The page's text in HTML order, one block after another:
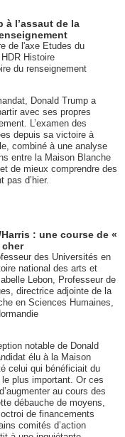
à l’assaut de la
de l'axe Etudes du
Histoire
du renseignement
Donald Trump a
avec ses propres
L’examen des
depuis sa victoire à
combiné à une analyse
entre la Maison Blanche
de mieux comprendre des
pas d’hier.
: une course de «
des Universités en
national des arts et
Lebon, Professeur de
directrice adjointe de la
en Sciences Humaines,
notable de Donald
élu à la Maison
celui qui bénéficiait du
plus important. Or ces
au cours des
débauche de moyens,
de financements
comités d’action